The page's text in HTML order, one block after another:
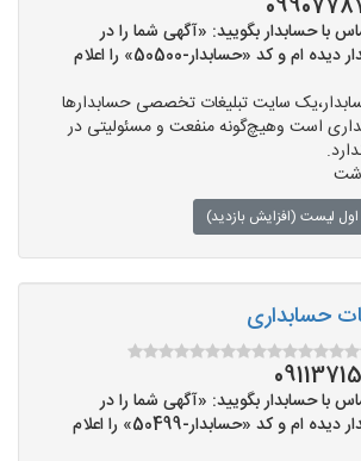
با حسابدار بگویید: «آگهی شما را در
سایت هزار حسابدار دیده ام و کد «حسابدار-50500» را اعلام
سایت تبلیغات تخصصی حسابدارها
است وهیچ‌گونه منفعت و مسئولیتی در
اول لیست (افزایش بازدید)
حسابداری
با حسابدار بگویید: «آگهی شما را در
سایت هزار حسابدار دیده ام و کد «حسابدار-50499» را اعلام